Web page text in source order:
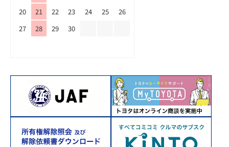
20
21 22 23 24 25
26
27
28 29 30